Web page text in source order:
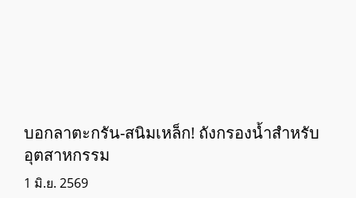
บอกลาตะกรัน-สนิมเหล็ก! ถังกรองน้ำสำหรับ
อุตสาหกรรม
1 มิ.ย. 2569